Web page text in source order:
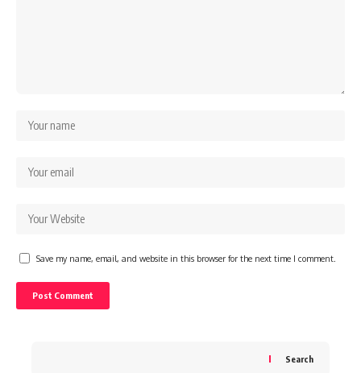
Save my name, email, and website in this browser for the next time I comment.
Search